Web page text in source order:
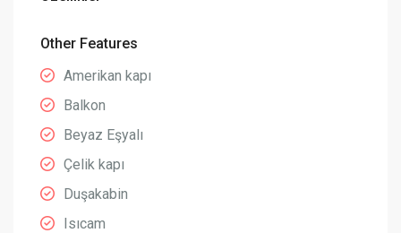
Other Features
Amerikan kapı
Balkon
Beyaz Eşyalı
Çelik kapı
Duşakabin
Isıcam